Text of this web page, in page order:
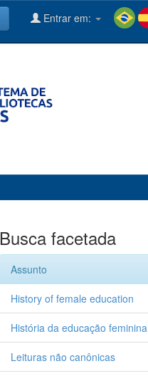
Entrar em:
Busca facetada
Assunto
History of female education
História da educação feminina
Leituras não canônicas